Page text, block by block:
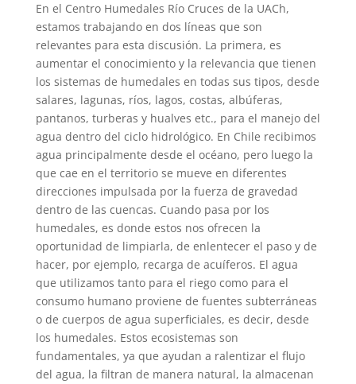
En el Centro Humedales Río Cruces de la UACh,
estamos trabajando en dos líneas que son
relevantes para esta discusión. La primera, es
aumentar el conocimiento y la relevancia que tienen
los sistemas de humedales en todas sus tipos, desde
salares, lagunas, ríos, lagos, costas, albúferas,
pantanos, turberas y hualves etc., para el manejo del
agua dentro del ciclo hidrológico. En Chile recibimos
agua principalmente desde el océano, pero luego la
que cae en el territorio se mueve en diferentes
direcciones impulsada por la fuerza de gravedad
dentro de las cuencas. Cuando pasa por los
humedales, es donde estos nos ofrecen la
oportunidad de limpiarla, de enlentecer el paso y de
hacer, por ejemplo, recarga de acuíferos. El agua
que utilizamos tanto para el riego como para el
consumo humano proviene de fuentes subterráneas
o de cuerpos de agua superficiales, es decir, desde
los humedales. Estos ecosistemas son
fundamentales, ya que ayudan a ralentizar el flujo
del agua, la filtran de manera natural, la almacenan